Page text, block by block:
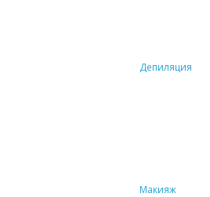
Депиляция
Макияж